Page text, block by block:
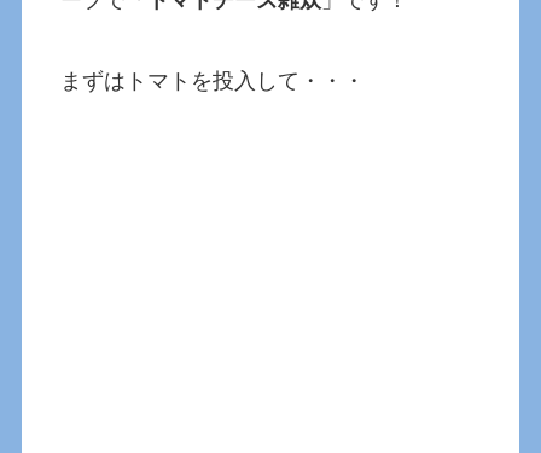
まずはトマトを投入して・・・